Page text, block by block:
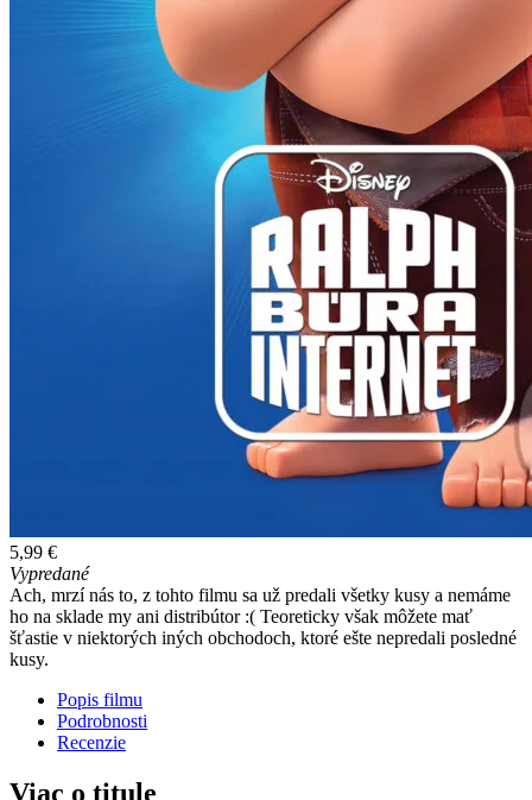
5,99 €
Vypredané
Ach, mrzí nás to, z tohto filmu sa už predali všetky kusy a nemáme
ho na sklade my ani distribútor :( Teoreticky však môžete mať
šťastie v niektorých iných obchodoch, ktoré ešte nepredali posledné
kusy.
Popis filmu
Podrobnosti
Recenzie
Viac o titule